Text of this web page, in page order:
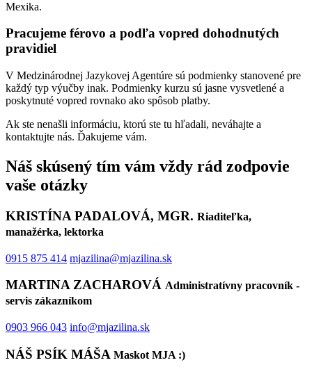
Mexika.
Pracujeme férovo a podľa vopred dohodnutých
pravidiel
V Medzinárodnej Jazykovej Agentúre sú podmienky stanovené pre
každý typ výučby inak. Podmienky kurzu sú jasne vysvetlené a
poskytnuté vopred rovnako ako spôsob platby.
Ak ste nenašli informáciu, ktorú ste tu hľadali, neváhajte a
kontaktujte nás. Ďakujeme vám.
Náš skúsený tím vám vždy rád zodpovie
vaše otázky
KRISTÍNA PADALOVÁ, MGR. Riaditeľka,
manažérka, lektorka
0915 875 414 mjazilina@mjazilina.sk
MARTINA ZACHAROVÁ Administratívny pracovník -
servis zákazníkom
0903 966 043 info@mjazilina.sk
NÁŠ PSÍK MÁŠA Maskot MJA :)